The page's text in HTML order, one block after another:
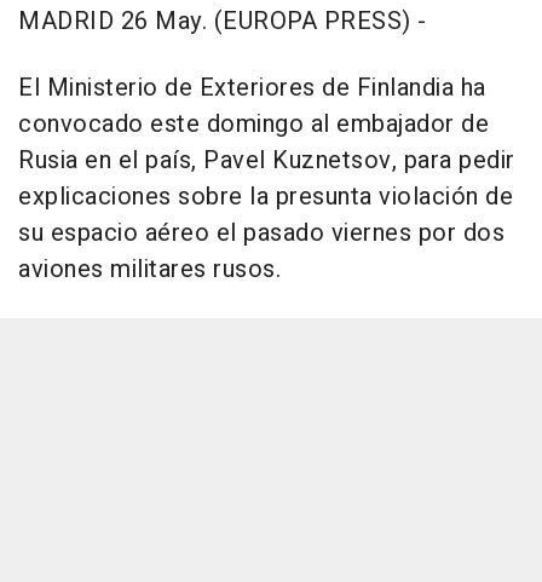
MADRID 26 May. (EUROPA PRESS) -
El Ministerio de Exteriores de Finlandia ha
convocado este domingo al embajador de
Rusia en el país, Pavel Kuznetsov, para pedir
explicaciones sobre la presunta violación de
su espacio aéreo el pasado viernes por dos
aviones militares rusos.